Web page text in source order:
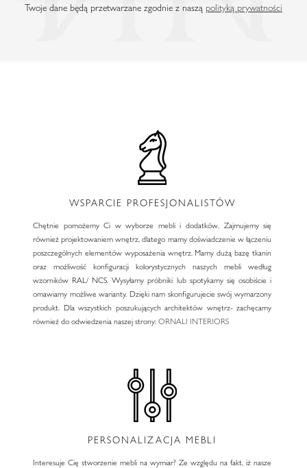
Twoje dane będą przetwarzane zgodnie z naszą polityką prywatności
WSPARCIE PROFESJONALISTÓW
Chętnie pomożemy Ci w wyborze mebli i dodatków. Zajmujemy się
również projektowaniem wnętrz, dlatego mamy doświadczenie w łączeniu
poszczególnych elementów wyposażenia wnętrz. Mamy dużą bazę tkanin
oraz możliwość konfiguracji kolorystycznych naszych mebli według
wzorników RAL/ NCS. Wysyłamy próbniki lub spotykamy się osobiście i
omawiamy możliwe warianty. Dzięki nam skonfigurujecie swój wymarzony
produkt. Dla wszystkich poszukujących architektów wnętrz- zachęcamy
również do odwiedzenia naszej strony:ORNALI INTERIORS
PERSONALIZACJA MEBLI
Interesuje Cię stworzenie mebli na wymiar? Ze względu na fakt, iż nasze